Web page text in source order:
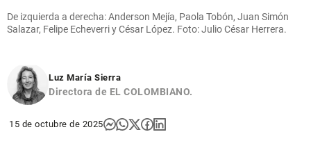
De izquierda a derecha: Anderson Mejía, Paola Tobón, Juan Simón
Salazar, Felipe Echeverri y César López. Foto: Julio César Herrera.
Luz María Sierra
Directora de EL COLOMBIANO.
15 de octubre de 2025